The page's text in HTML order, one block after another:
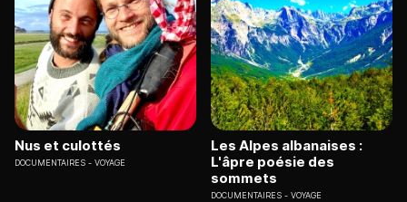
Nus et culottés
DOCUMENTAIRES VOYAGE
Les Alpes albanaises :
L'âpre poésie des
sommets
DOCUMENTAIRES VOYAGE